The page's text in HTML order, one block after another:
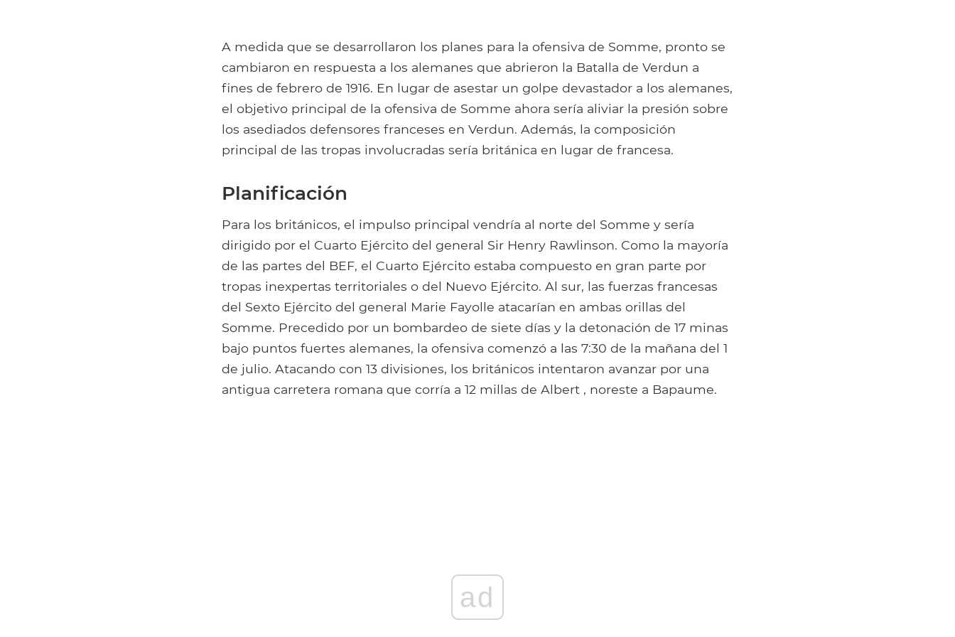
A medida que se desarrollaron los planes para la ofensiva de Somme, pronto se
cambiaron en respuesta a los alemanes que abrieron la Batalla de Verdun a
fines de febrero de 1916. En lugar de asestar un golpe devastador a los alemanes,
el objetivo principal de la ofensiva de Somme ahora sería aliviar la presión sobre
los asediados defensores franceses en Verdun. Además, la composición
principal de las tropas involucradas sería británica en lugar de francesa.
Planificación
Para los británicos, el impulso principal vendría al norte del Somme y sería
dirigido por el Cuarto Ejército del general Sir Henry Rawlinson. Como la mayoría
de las partes del BEF, el Cuarto Ejército estaba compuesto en gran parte por
tropas inexpertas territoriales o del Nuevo Ejército. Al sur, las fuerzas francesas
del Sexto Ejército del general Marie Fayolle atacarían en ambas orillas del
Somme. Precedido por un bombardeo de siete días y la detonación de 17 minas
bajo puntos fuertes alemanes, la ofensiva comenzó a las 7:30 de la mañana del 1
de julio. Atacando con 13 divisiones, los británicos intentaron avanzar por una
antigua carretera romana que corría a 12 millas de Albert , noreste a Bapaume.
ad